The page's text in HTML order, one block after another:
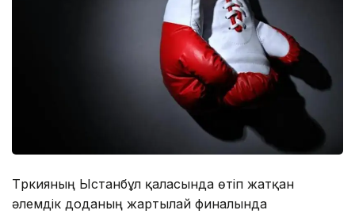
Түркияның Ыстанбұл қаласында өтіп жатқан
әлемдік доданың жартылай финалында